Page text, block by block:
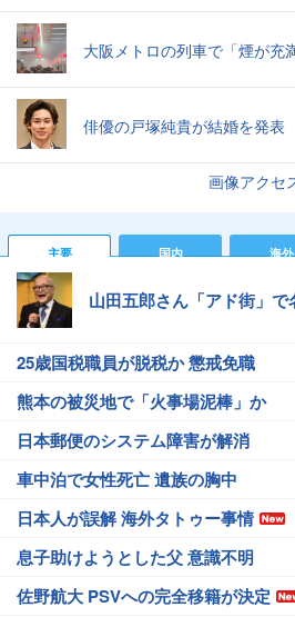
大阪メトロの列車で「煙が充
俳優の戸塚純貴が結婚を発表
画像アクセ
主要 国内 海外
山田五郎さん「アド街」で
25歳国税職員が脱税か 懲戒免職
熊本の被災地で「火事場泥棒」か
日本郵便のシステム障害が解消
車中泊で女性死亡 遺族の胸中
日本人が誤解 海外タトゥー事情
息子助けようとした父 意識不明
佐野航大 PSVへの完全移籍が決定